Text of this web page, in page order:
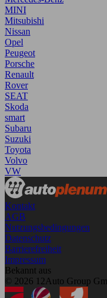
MINI
Mitsubishi
Nissan
Opel
Peugeot
Porsche
Renault
Rover
SEAT
Skoda
smart
Subaru
Suzuki
Toyota
Volvo
VW
Kontakt
AGB
Nutzungsbedingungen
Datenschutz
Barrierefreiheit
Impressum
Bekannt aus
© 2026 12Auto Group